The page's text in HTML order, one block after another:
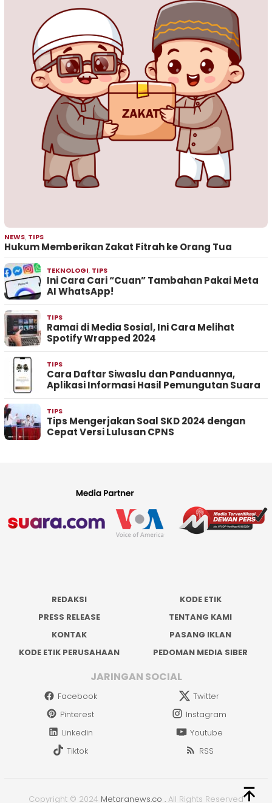
NEWS, TIPS
Hukum Memberikan Zakat Fitrah ke Orang Tua
TEKNOLOGI, TIPS
Ini Cara Cari “Cuan” Tambahan Pakai Meta
AI WhatsApp!
TIPS
Ramai di Media Sosial, Ini Cara Melihat
Spotify Wrapped 2024
TIPS
Cara Daftar Siwaslu dan Panduannya,
Aplikasi Informasi Hasil Pemungutan Suara
TIPS
Tips Mengerjakan Soal SKD 2024 dengan
Cepat Versi Lulusan CPNS
REDAKSI
KODE ETIK
PRESS RELEASE
TENTANG KAMI
KONTAK
PASANG IKLAN
KODE ETIK PERUSAHAAN
PEDOMAN MEDIA SIBER
JARINGAN SOCIAL
Facebook
Twitter
Pinterest
Instagram
Linkedin
Youtube
Tiktok
RSS
Copyright © 2024 Metaranews.co . All Rights Reserved